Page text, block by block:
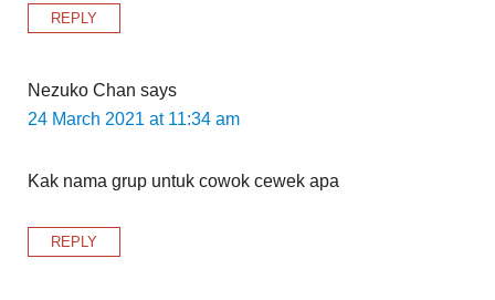
REPLY
Nezuko Chan says
24 March 2021 at 11:34 am
Kak nama grup untuk cowok cewek apa
REPLY